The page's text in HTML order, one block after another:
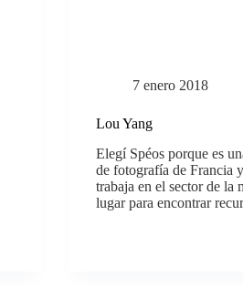
7 enero 2018
Lou Yang
Elegí Spéos porque es
de fotografía de Francia
trabaja en el sector de la
lugar para encontrar